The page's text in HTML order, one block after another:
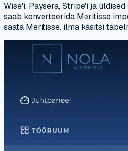
Wise'i, Paysera, Stripe'i ja
saab konverteerida Meritisse
saata Meritisse, ilma käsitsi